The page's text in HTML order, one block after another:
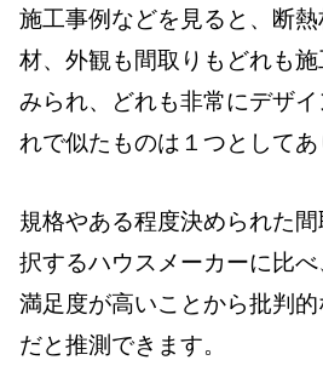
施工事例などを見ると、断
材、外観も間取りもどれも
みられ、どれも非常にデザ
れで似たものは１つとしてあ
規格やある程度決められた
択するハウスメーカーに比
満足度が高いことから批判
だと推測できます。